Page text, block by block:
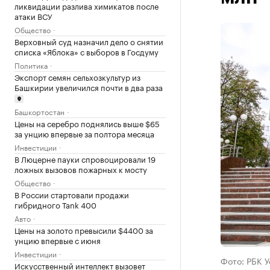
ликвидации разлива химикатов после
атаки ВСУ
Общество
Верховный суд назначил дело о снятии
списка «Яблока» с выборов в Госдуму
Политика
Экспорт семян сельхозкультур из
Башкирии увеличился почти в два раза
Башкортостан
Цены на серебро поднялись выше $65
за унцию впервые за полтора месяца
Инвестиции
В Люцерне пауки спровоцировали 19
ложных вызовов пожарных к мосту
Общество
В России стартовали продажи
гибридного Tank 400
Авто
Цены на золото превысили $4400 за
унцию впервые с июня
Инвестиции
Искусственный интеллект вызовет
Фото: РБК